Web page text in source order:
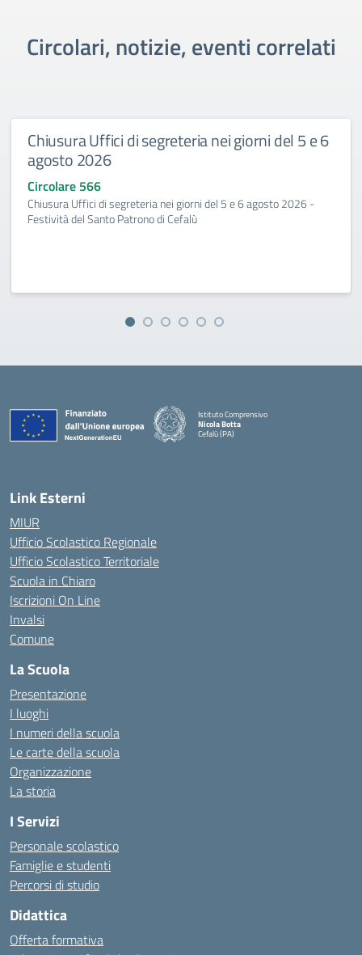
Circolari, notizie, eventi correlati
Chiusura Uffici di segreteria nei giorni del 5 e 6
agosto 2026
Circolare 566
Chiusura Uffici di segreteria nei giorni del 5 e 6 agosto 2026 -
Festività del Santo Patrono di Cefalù
Istituto Comprensivo
Nicola Botta
Cefalù (PA)
Link Esterni
MIUR
Ufficio Scolastico Regionale
Ufficio Scolastico Territoriale
Scuola in Chiaro
Iscrizioni On Line
Invalsi
Comune
La Scuola
Presentazione
I luoghi
I numeri della scuola
Le carte della scuola
Organizzazione
La storia
I Servizi
Personale scolastico
Famiglie e studenti
Percorsi di studio
Didattica
Offerta formativa